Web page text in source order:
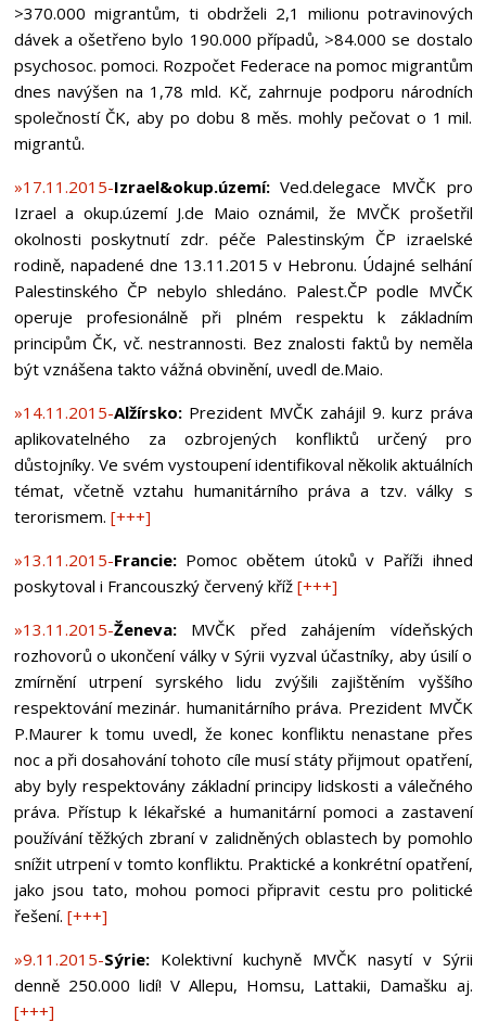
>370.000 migrantům, ti obdrželi 2,1 milionu potravinových
dávek a ošetřeno bylo 190.000 případů, >84.000 se dostalo
psychosoc. pomoci. Rozpočet Federace na pomoc migrantům
dnes navýšen na 1,78 mld. Kč, zahrnuje podporu národních
společností ČK, aby po dobu 8 měs. mohly pečovat o 1 mil.
migrantů.
»17.11.2015-Izrael&okup.území:Ved.delegace MVČK pro
Izrael a okup.území J.de Maio oznámil, že MVČK prošetřil
okolnosti poskytnutí zdr. péče Palestinským ČP izraelské
rodině, napadené dne 13.11.2015 v Hebronu. Údajné selhání
Palestinského ČP nebylo shledáno. Palest.ČP podle MVČK
operuje profesionálně při plném respektu k základním
principům ČK, vč. nestrannosti. Bez znalosti faktů by neměla
být vznášena takto vážná obvinění, uvedl de.Maio.
»14.11.2015-Alžírsko: Prezident MVČK zahájil 9. kurz práva
aplikovatelného za ozbrojených konfliktů určený pro
důstojníky. Ve svém vystoupení identifikoval několik aktuálních
témat, včetně vztahu humanitárního práva a tzv. války s
terorismem. [+++]
»13.11.2015-Francie: Pomoc obětem útoků v Paříži ihned
poskytoval i Francouszký červený kříž [+++]
»13.11.2015-Ženeva: MVČK před zahájením vídeňských
rozhovorů o ukončení války v Sýrii vyzval účastníky, aby úsilí o
zmírnění utrpení syrského lidu zvýšili zajištěním vyššího
respektování mezinár. humanitárního práva. Prezident MVČK
P.Maurer k tomu uvedl, že konec konfliktu nenastane přes
noc a při dosahování tohoto cíle musí státy přijmout opatření,
aby byly respektovány základní principy lidskosti a válečného
práva. Přístup k lékařské a humanitární pomoci a zastavení
používání těžkých zbraní v zalidněných oblastech by pomohlo
snížit utrpení v tomto konfliktu. Praktické a konkrétní opatření,
jako jsou tato, mohou pomoci připravit cestu pro politické
řešení. [+++]
»9.11.2015-Sýrie: Kolektivní kuchyně MVČK nasytí v Sýrii
denně 250.000 lidí! V Allepu, Homsu, Lattakii, Damašku aj.
[+++]